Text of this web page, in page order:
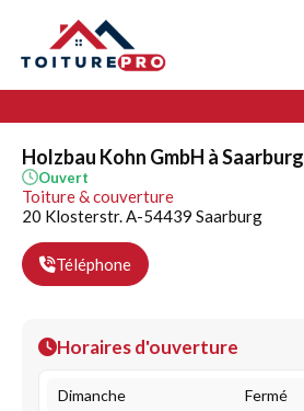
Holzbau Kohn GmbH à Saarburg
Ouvert
Toiture & couverture
20 Klosterstr. A-54439 Saarburg
Téléphone
Horaires d'ouverture
Dimanche
Fermé